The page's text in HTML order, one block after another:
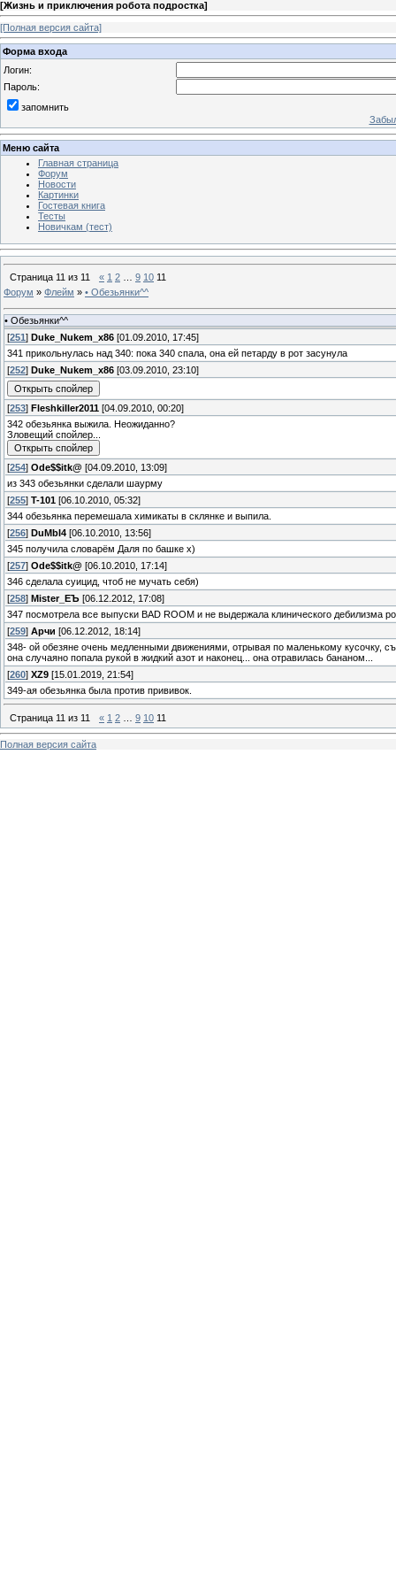
[Жизнь и приключения робота подростка]
[Полная версия сайта]
Форма входа
Логин:
Пароль:
запомнить
Меню сайта
Главная страница
Форум
Новости
Картинки
Гостевая книга
Тесты
Новичкам (тест)
Страница 11 из 11 « 1 2 9 10 11
Форум » Флейм » • Обезьянки^^
• Обезьянки^^
[251] Duke_Nukem_x86 [01.09.2010, 17:45]
341 прикольнулась над 340: пока 340 спала, она ей петарду в рот засунула
[252] Duke_Nukem_x86 [03.09.2010, 23:10]
[253] Fleshkiller2011 [04.09.2010, 00:20]
342 обезьянка выжила. Неожиданно?
Зловещий спойлер...
[254] Ode$$itk@ [04.09.2010, 13:09]
из 343 обезьянки сделали шаурму
[255] T-101 [06.10.2010, 05:32]
344 обезьянка перемешала химикаты в склянке и выпила.
[256] DuMbI4 [06.10.2010, 13:56]
345 получила словарём Даля по башке х)
[257] Ode$$itk@ [06.10.2010, 17:14]
346 сделала суицид, чтоб не мучать себя)
[258] Mister_EЪ [06.12.2012, 17:08]
347 посмотрела все выпуски BAD ROOM и не выдержала клинического дебилизма
[259] Арчи [06.12.2012, 18:14]
348- ой обезяне очень медленными движениями, отрывая по маленькому кусочку,
она случаяно попала рукой в жидкий азот и наконец... она отравилась бананом...
[260] XZ9 [15.01.2019, 21:54]
349-ая обезьянка была против прививок.
Страница 11 из 11 « 1 2 9 10 11
Полная версия сайта